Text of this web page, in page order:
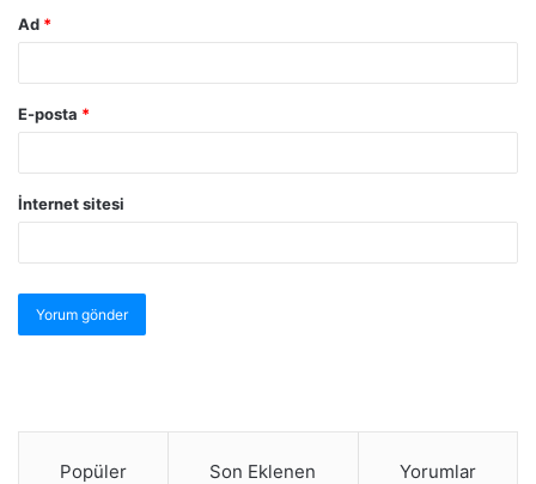
Ad *
E-posta *
İnternet sitesi
Popüler Son Eklenen Yorumlar